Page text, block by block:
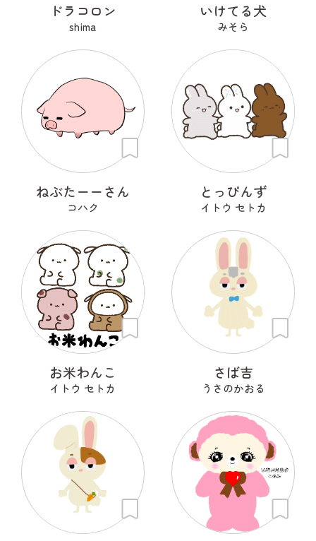
ドラコロン
shima
いけてる犬
みそら
ねぶたーーさん
コハク
とっぴんず
イトウ セトカ
お米わんこ
イトウ セトカ
さば吉
うさのかおる